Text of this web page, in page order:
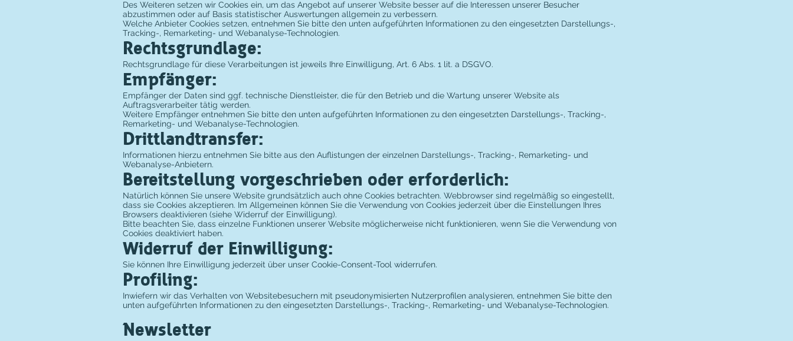
Des Weiteren setzen wir Cookies ein, um das Angebot auf unserer Website besser auf die Interessen unserer Besucher
abzustimmen oder auf Basis statistischer Auswertungen allgemein zu verbessern.
Welche Anbieter Cookies setzen, entnehmen Sie bitte den unten aufgeführten Informationen zu den eingesetzten Darstellungs-,
Tracking-, Remarketing- und Webanalyse-Technologien.
Rechtsgrundlage:
Rechtsgrundlage für diese Verarbeitungen ist jeweils Ihre Einwilligung, Art. 6 Abs. 1 lit. a DSGVO.
Empfänger:
Empfänger der Daten sind ggf. technische Dienstleister, die für den Betrieb und die Wartung unserer Website als
Auftragsverarbeiter tätig werden.
Weitere Empfänger entnehmen Sie bitte den unten aufgeführten Informationen zu den eingesetzten Darstellungs-, Tracking-,
Remarketing- und Webanalyse-Technologien.
Drittlandtransfer:
Informationen hierzu entnehmen Sie bitte aus den Auflistungen der einzelnen Darstellungs-, Tracking-, Remarketing- und
Webanalyse-Anbietern.
Bereitstellung vorgeschrieben oder erforderlich:
Natürlich können Sie unsere Website grundsätzlich auch ohne Cookies betrachten. Webbrowser sind regelmäßig so eingestellt,
dass sie Cookies akzeptieren. Im Allgemeinen können Sie die Verwendung von Cookies jederzeit über die Einstellungen Ihres
Browsers deaktivieren (siehe Widerruf der Einwilligung).
Bitte beachten Sie, dass einzelne Funktionen unserer Website möglicherweise nicht funktionieren, wenn Sie die Verwendung von
Cookies deaktiviert haben.
Widerruf der Einwilligung:
Sie können Ihre Einwilligung jederzeit über unser Cookie-Consent-Tool widerrufen.
Profiling:
Inwiefern wir das Verhalten von Websitebesuchern mit pseudonymisierten Nutzerprofilen analysieren, entnehmen Sie bitte den
unten aufgeführten Informationen zu den eingesetzten Darstellungs-, Tracking-, Remarketing- und Webanalyse-Technologien.
Newsletter